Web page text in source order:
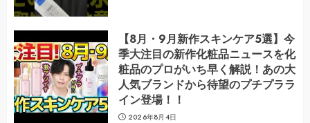
【8月・9月新作スキンケア5選】今
季大注目の新作化粧品ニュースを化
粧品のプロがいち早く解説！あの大
人気ブランドから待望のプチプララ
イン登場！！
2026年8月4日